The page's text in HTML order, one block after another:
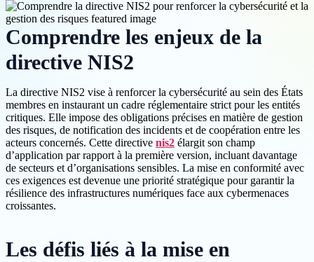
Comprendre les enjeux de la
directive NIS2
La directive NIS2 vise à renforcer la cybersécurité au sein des États
membres en instaurant un cadre réglementaire strict pour les entités
critiques. Elle impose des obligations précises en matière de gestion
des risques, de notification des incidents et de coopération entre les
acteurs concernés. Cette directive nis2 élargit son champ
d’application par rapport à la première version, incluant davantage
de secteurs et d’organisations sensibles. La mise en conformité avec
ces exigences est devenue une priorité stratégique pour garantir la
résilience des infrastructures numériques face aux cybermenaces
croissantes.
Les défis liés à la mise en